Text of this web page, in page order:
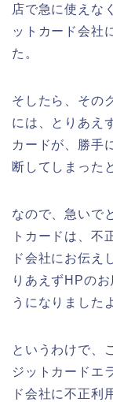
店で急に使えな
ットカード会社
た。
そしたら、その
には、とりあえ
カードが、勝手
断してしまった
なので、急いで
トカードは、不
ド会社にお伝え
りあえずHPの
うになりました
というわけで、
ジットカードエ
ド会社に不正利